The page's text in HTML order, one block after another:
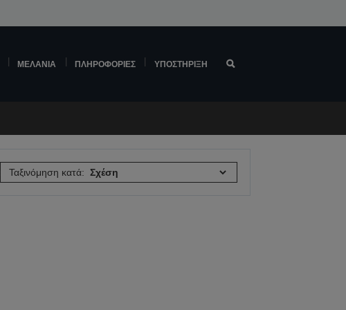
ΜΕΛΆΝΙΑ ΠΛΗΡΟΦΟΡΊΕΣ ΥΠΟΣΤΉΡΙΞΗ
Ταξινόμηση κατά: